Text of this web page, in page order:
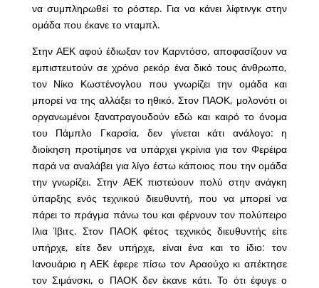
να συμπληρωθεί το ρόστερ. Για να κάνει λίφτινγκ στην
ομάδα που έκανε το νταμπλ.
Στην ΑΕΚ αφού έδιωξαν τον Καρντόσο, αποφασίζουν να
εμπιστευτούν σε χρόνο ρεκόρ ένα δικό τους άνθρωπο,
τον Νίκο Κωστένογλου που γνωρίζει την ομάδα και
μπορεί να της αλλάξει το ηθικό. Στον ΠΑΟΚ, μολονότι οι
οργανωμένοι ξανατραγουδούν εδώ και καιρό το όνομα
του Πάμπλο Γκαρσία, δεν γίνεται κάτι ανάλογο: η
διοίκηση προτίμησε να υπάρχει γκρίνια για τον Φερέιρα
παρά να αναλάβει για λίγο έστω κάποιος που την ομάδα
την γνωρίζει. Στην ΑΕΚ πιστεύουν πολύ στην ανάγκη
ύπαρξης ενός τεχνικού διευθυντή, που να μπορεί να
πάρει το πράγμα πάνω του και φέρνουν τον πολύπειρο
Ιλια Ίβιτς. Στον ΠΑΟΚ φέτος τεχνικός διευθυντής είτε
υπήρχε, είτε δεν υπήρχε, είναι ένα και το ίδιο: τον
Ιανουάριο η ΑΕΚ έφερε πίσω τον Αραούχο κι απέκτησε
τον Σιμάνσκι, ο ΠΑΟΚ δεν έκανε κάτι. Το ότι έφυγε ο